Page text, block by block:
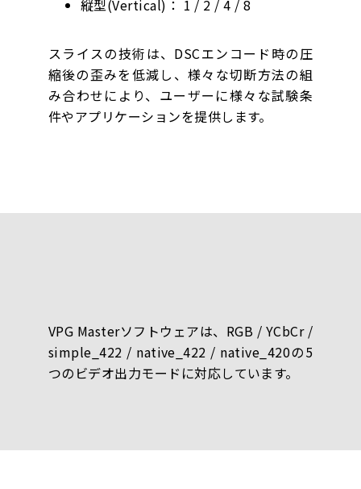
縦型(Vertical)： 1 / 2 / 4 / 8
スライスの技術は、DSCエンコード時の圧
縮後の歪みを低減し、様々な切断方法の組
み合わせにより、ユーザーに様々な試験条
件やアプリケーションを提供します。
VPG Masterソフトウェアは、RGB / YCbCr /
simple_422 / native_422 / native_420の5
つのビデオ出力モードに対応しています。